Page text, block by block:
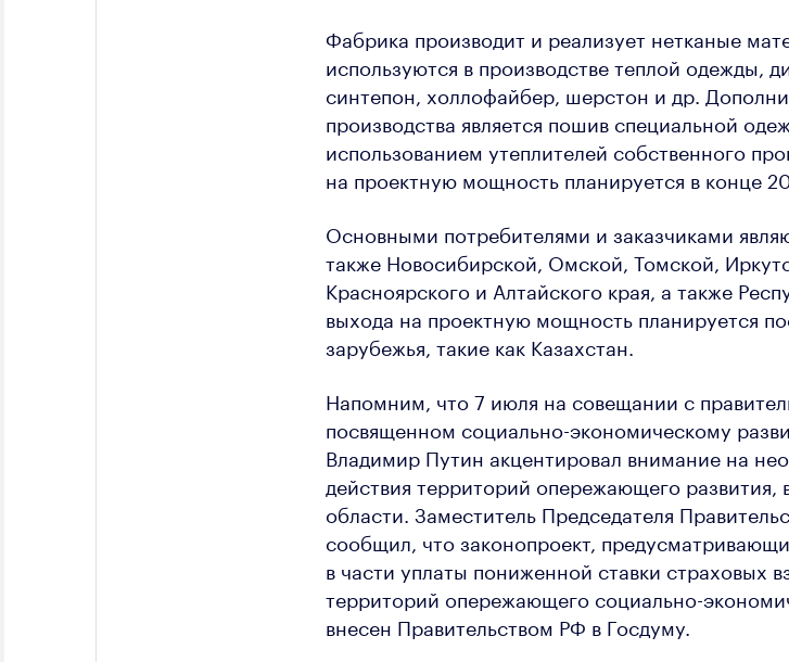
Фабрика производит и реализует нетканые
используются в производстве теплой одежды,
синтепон, холлофайбер, шерстон и др.
производства является пошив специальной
использованием утеплителей собственного
на проектную мощность планируется в конце
Основными потребителями и заказчиками
также Новосибирской, Омской, Томской,
Красноярского и Алтайского края, а также
выхода на проектную мощность планируется
зарубежья, такие как Казахстан.
Напомним, что 7 июля на совещании с
посвященном социально-экономическому
Владимир Путин акцентировал внимание на
действия территорий опережающего развития,
области. Заместитель Председателя
сообщил, что законопроект,
в части уплаты пониженной ставки страховых
территорий опережающего социально-
внесен Правительством РФ в Госдуму.